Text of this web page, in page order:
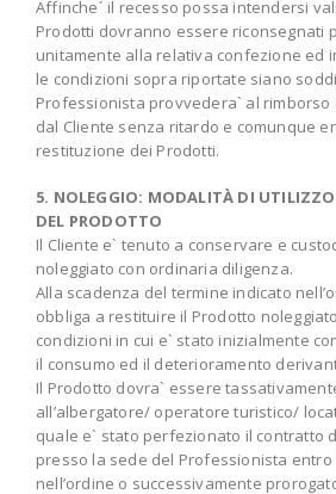
Affinche´ il recesso possa intendersi
Prodotti dovranno essere riconsegnati
unitamente alla relativa confezione ed
le condizioni sopra riportate siano
Professionista provvedera` al rimborso
dal Cliente senza ritardo e comunque
restituzione dei Prodotti.
5. NOLEGGIO: MODALITÀ DI
DEL PRODOTTO
Il Cliente e` tenuto a conservare e
noleggiato con ordinaria diligenza.
Alla scadenza del termine indicato
obbliga a restituire il Prodotto
condizioni in cui e` stato inizialmente
il consumo ed il deterioramento
Il Prodotto dovra` essere
all’albergatore/ operatore turistico/
quale e` stato perfezionato il contratto
presso la sede del Professionista
nell’ordine o successivamente